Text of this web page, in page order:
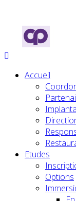
Accueil
Etudes
Options